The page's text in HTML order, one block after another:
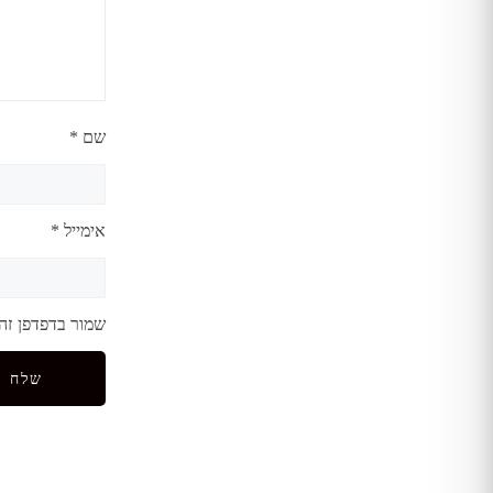
שם *
אימייל *
שמור בדפדפן